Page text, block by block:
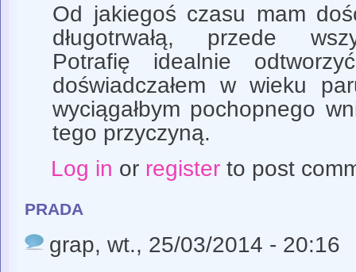
Od jakiegoś czasu mam
długotrwałą, przede
Potrafię idealnie
doświadczałem w wieku
wyciągałbym pochopnego
tego przyczyną.
Log in or registerto post
prada
grap, wt., 25/03/2014 - 20:16